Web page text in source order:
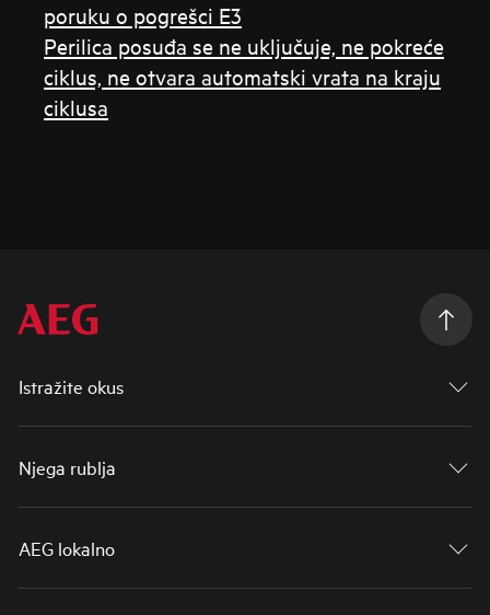
poruku o pogrešci E3
Perilica posuđa se ne uključuje, ne pokreće
ciklus, ne otvara automatski vrata na kraju
ciklusa
Istražite okus
Njega rublja
AEG lokalno